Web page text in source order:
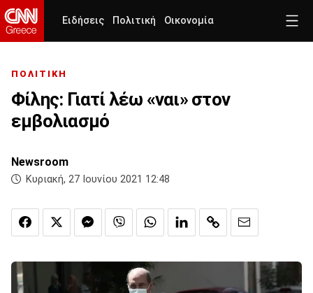
Ειδήσεις Πολιτική Οικονομία
ΠΟΛΙΤΙΚΗ
Φίλης: Γιατί λέω «ναι» στον
εμβολιασμό
Newsroom
Κυριακή, 27 Ιουνίου 2021 12:48